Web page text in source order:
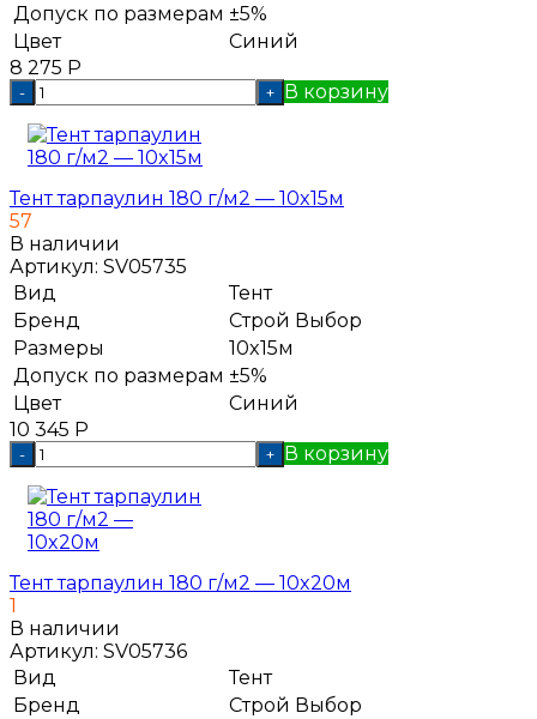
Допуск по размерам ±5%
Цвет
Синий
8 275 Р
- + В корзину
Тент тарпаулин 180 г/м2 — 10x15м
57
В наличии
Артикул: SV05735
Вид
Тент
Бренд
Строй Выбор
Размеры
10x15м
Допуск по размерам ±5%
Цвет
Синий
10 345 Р
- + В корзину
Тент тарпаулин 180 г/м2 — 10x20м
1
В наличии
Артикул: SV05736
Вид
Тент
Бренд
Строй Выбор